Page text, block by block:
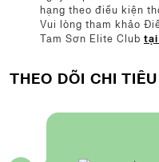
hạng theo điều kiện
Vui lòng tham khảo
Tam Sơn Elite Club tại
THEO DÕI CHI